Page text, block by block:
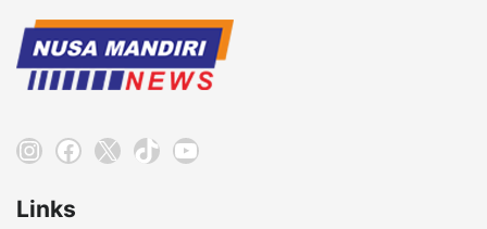
Instagram
Facebook
X TikTokYouTube
Links